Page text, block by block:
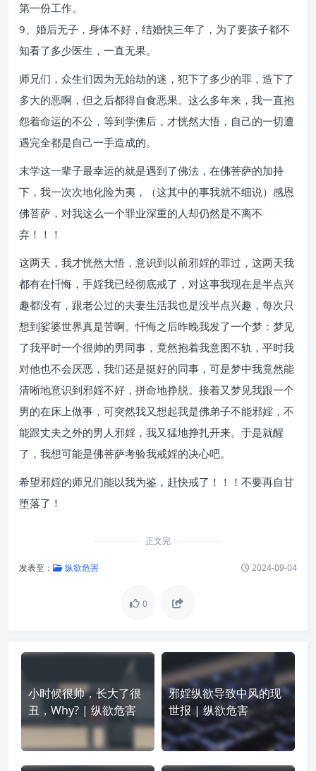
第一份工作。
9、婚后无子，身体不好，结婚快三年了，为了要孩子都不
知看了多少医生，一直无果。
师兄们，众生们因为无始劫的迷，犯下了多少的罪，造下了
多大的恶啊，但之后都得自食恶果。这么多年来，我一直抱
怨着命运的不公，等到学佛后，才恍然大悟，自己的一切遭
遇完全都是自己一手造成的。
末学这一辈子最幸运的就是遇到了佛法，在佛菩萨的加持
下，我一次次地化险为夷，（这其中的事我就不细说）感恩
佛菩萨，对我这么一个罪业深重的人却仍然是不离不
弃！！！
这两天，我才恍然大悟，意识到以前邪婬的罪过，这两天我
都有在忏悔，手婬我已经彻底戒了，对这事我现在是半点兴
趣都没有，跟老公过的夫妻生活我也是没半点兴趣，每次只
想到娑婆世界真是苦啊。忏悔之后昨晚我发了一个梦：梦见
了我平时一个很帅的男同事，竟然抱着我意图不轨，平时我
对他也不会厌恶，我们还是挺好的同事，可是梦中我竟然能
清晰地意识到邪婬不好，拼命地挣脱。接着又梦见我跟一个
男的在床上做事，可突然我又想起我是佛弟子不能邪婬，不
能跟丈夫之外的男人邪婬，我又猛地挣扎开来。于是就醒
了，我想可能是佛菩萨考验我戒婬的决心吧。
希望邪婬的师兄们能以我为鉴，赶快戒了！！！不要再自甘
堕落了！
正文完
发表至： 纵欲危害 2024-09-04
0
小时候很帅，长大了很
丑，Why? | 纵欲危害
邪婬纵欲导致中风的现
世报 | 纵欲危害